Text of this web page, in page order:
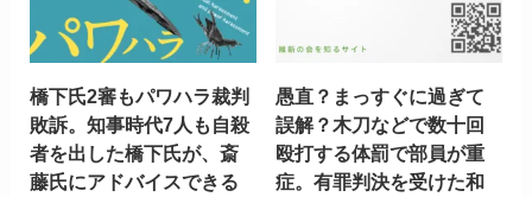
橋下氏2審もパワハラ裁判
敗訴。知事時代7人も自殺
者を出した橋下氏が、斎
藤氏にアドバイスできる
愚直？まっすぐに過ぎて
誤解？木刀などで数十回
殴打する体罰で部員が重
症。有罪判決を受けた和